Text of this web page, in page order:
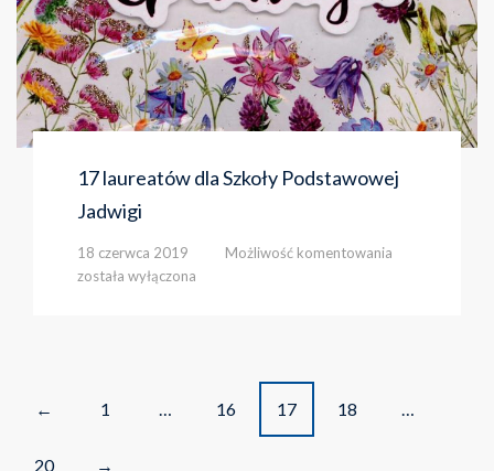
17 laureatów dla Szkoły Podstawowej
Jadwigi
18 czerwca 2019 Możliwość komentowania
została wyłączona
Posts
navigation
← 1 … 16 17 18 …
20 →